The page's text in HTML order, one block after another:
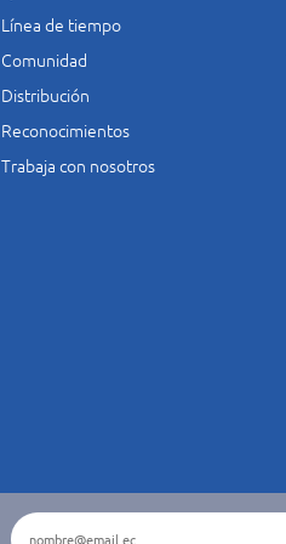
Línea de tiempo
Comunidad
Distribución
Reconocimientos
Trabaja con nosotros